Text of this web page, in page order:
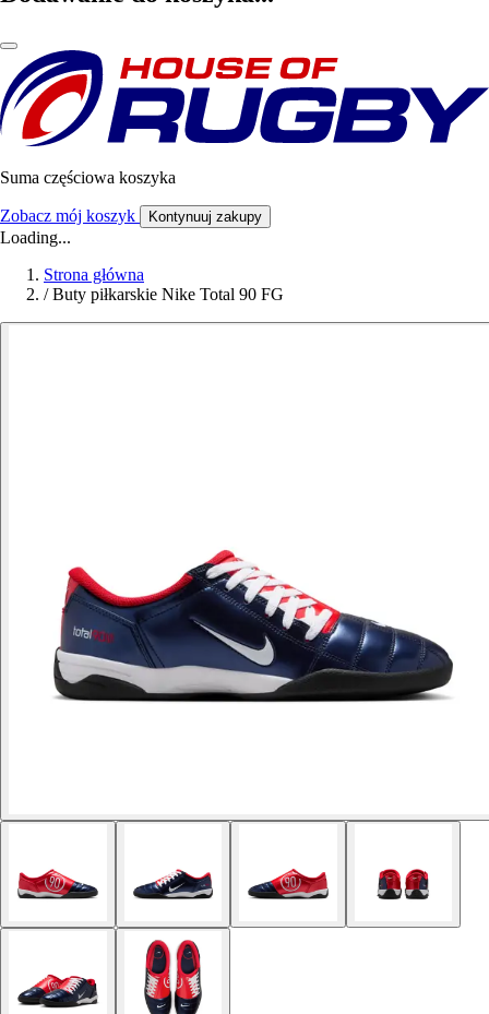
Suma częściowa koszyka
Zobacz mój koszyk Kontynuuj zakupy
Loading...
Strona główna
/ Buty piłkarskie Nike Total 90 FG